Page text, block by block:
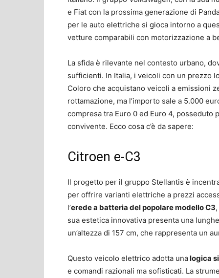
e Fiat con la prossima generazione di
per le auto elettriche si gioca intorno a
vetture comparabili con motorizzazione a
La sfida è rilevante nel contesto urbano,
sufficienti. In Italia, i veicoli con un prezzo
Coloro che acquistano veicoli a emissioni
rottamazione, ma l’importo sale a 5.000
compresa tra Euro 0 ed Euro 4, posseduto
convivente. Ecco cosa c’è da sapere:
Citroen e-C3
Il progetto per il gruppo Stellantis è
per offrire varianti elettriche a prezzi
l’erede a batteria del popolare modello C3
sua estetica innovativa presenta una
un’altezza di 157 cm, che rappresenta un
Questo veicolo elettrico adotta unalogica
e comandi razionali ma sofisticati. La